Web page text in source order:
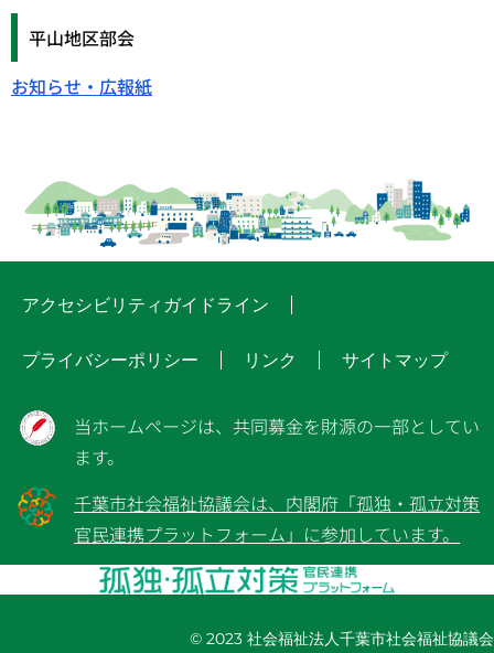
平山地区部会
お知らせ・広報紙
アクセシビリティガイドライン
プライバシーポリシー リンク サイトマップ
当ホームページは、共同募金を財源の一部としてい
ます。
千葉市社会福祉協議会は、内閣府「孤独・孤立対策
官民連携プラットフォーム」に参加しています。
© 2023 社会福祉法人千葉市社会福祉協議会